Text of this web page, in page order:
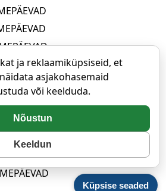
Küpsise seaded
ja reklaamiküpsiseid, et
asjakohasemaid
või keelduda.
Nõustun
Keeldun